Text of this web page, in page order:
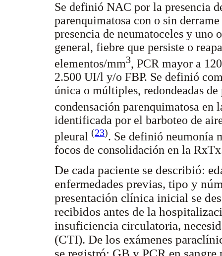
Se definió NAC por la presencia
parenquimatosa con o sin
presencia de neumatoceles y uno
general, fiebre que persiste o
elementos/mm3, PCR mayor a
2.500 UI/l y/o FBP. Se definió
única o múltiples, redondeadas de
condensación parenquimatosa
identificada por el barboteo de
pleural (23). Se definió neumonía
focos de consolidación en la
De cada paciente se describió:
enfermedades previas, tipo y
presentación clínica inicial se
recibidos antes de la
insuficiencia circulatoria,
(CTI). De los exámenes